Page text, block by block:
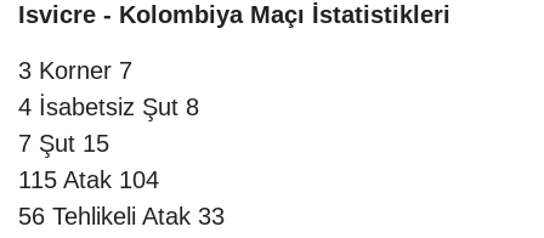
Isvicre - Kolombiya Maçı İstatistikleri
3 Korner 7
4 İsabetsiz Şut 8
7 Şut 15
115 Atak 104
56 Tehlikeli Atak 33